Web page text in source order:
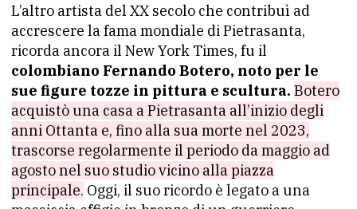
L’altro artista del XX secolo che contribuì ad
accrescere la fama mondiale di Pietrasanta,
ricorda ancora il New York Times, fu il
colombiano Fernando Botero, noto per le
sue figure tozze in pittura e scultura. Botero
acquistò una casa a Pietrasanta all’inizio degli
anni Ottanta e, fino alla sua morte nel 2023,
trascorse regolarmente il periodo da maggio ad
agosto nel suo studio vicino alla piazza
principale. Oggi, il suo ricordo è legato a una